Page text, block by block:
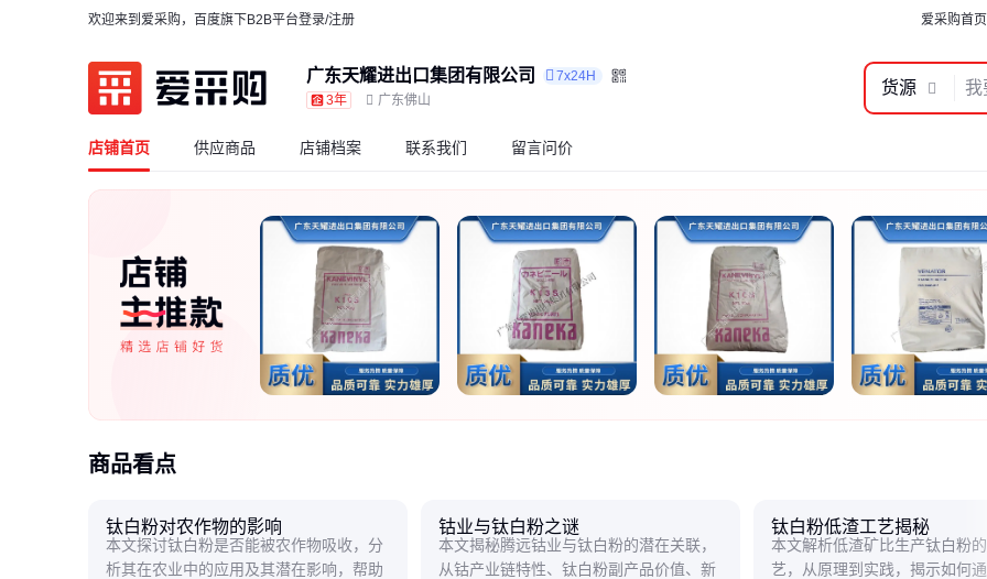
欢迎来到爱采购，百度旗下B2B平台登录/注册 爱采购首页
广东天耀进出口集团有限公司
7x24H
3年
广东佛山
货源
店铺首页 供应商品 店铺档案 联系我们 留言问价
商品看点
钛白粉对农作物的影响
本文探讨钛白粉是否能被农作物吸收，分
析其在农业中的应用及其潜在影响，帮助
钴业与钛白粉之谜
本文揭秘腾远钴业与钛白粉的潜在关联，
从钴产业链特性、钛白粉副产品价值、新
钛白粉低渣工艺揭秘
本文解析低渣矿比生产钛白粉的
艺，从原理到实践，揭示如何通